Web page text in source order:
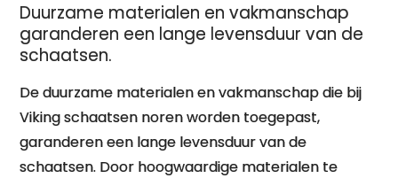
Duurzame materialen en vakmanschap
garanderen een lange levensduur van de
schaatsen.
De duurzame materialen en vakmanschap die bij
Viking schaatsen noren worden toegepast,
garanderen een lange levensduur van de
schaatsen. Door hoogwaardige materialen te